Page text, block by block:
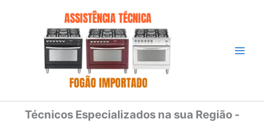
Técnicos Especializados na sua Região -